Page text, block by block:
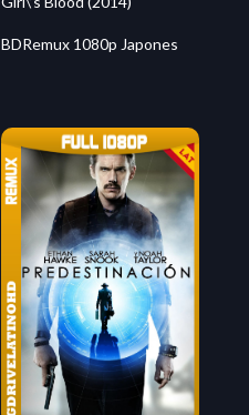
BDRemux 1080p Japones